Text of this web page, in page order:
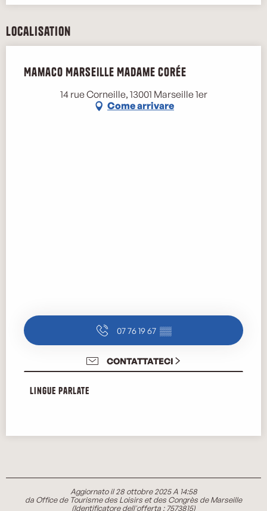
Localisation
Mamaco Marseille Madame Corée
14 rue Corneille, 13001 Marseille 1er
Come arrivare
07 76 19 67 ▒▒
CONTATTATECI
Lingue parlate
Lingue parlate
Aggiornato il 28 ottobre 2025 A 14:58
da Office de Tourisme des Loisirs et des Congrès de Marseille
(Identificatore dell'offerta : 7573815)